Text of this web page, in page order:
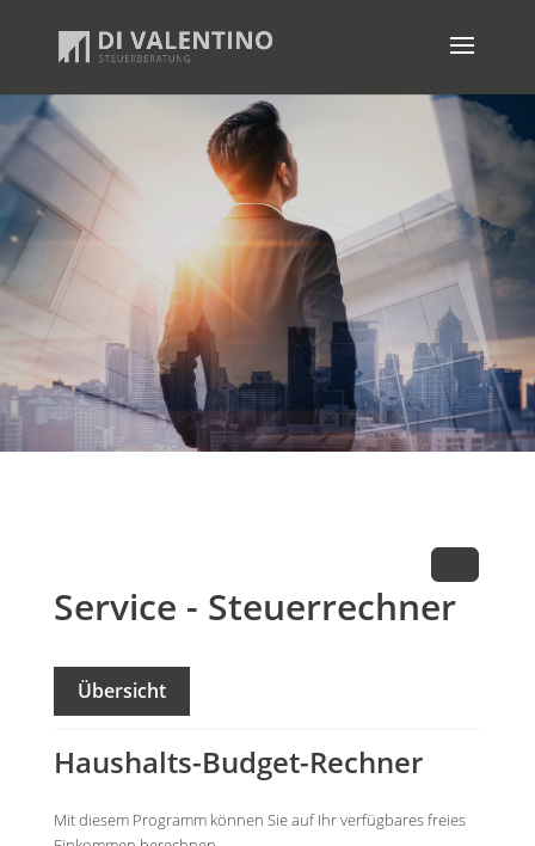
Service - Steuerrechner
Übersicht
Haushalts-Budget-Rechner
Mit diesem Programm können Sie auf Ihr verfügbares freies